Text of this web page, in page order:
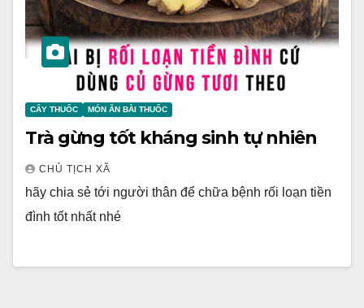
CÂY THUỐC MÓN ĂN BÀI THUỐC
Trà gừng tốt kháng sinh tự nhiên
CHỦ TỊCH XÃ
hãy chia sẻ tới người thân để chữa bệnh rối loạn tiền
đình tốt nhất nhé